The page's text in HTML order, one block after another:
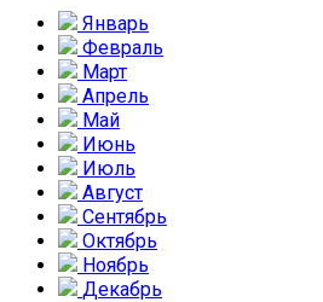
Январь
Февраль
Март
Апрель
Май
Июнь
Июль
Август
Сентябрь
Октябрь
Ноябрь
Декабрь